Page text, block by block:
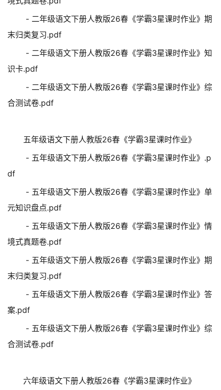
- 二年级语文下册人教版26春《学霸3星课时作业》期
末归类复习.pdf
- 二年级语文下册人教版26春《学霸3星课时作业》知
识卡.pdf
- 二年级语文下册人教版26春《学霸3星课时作业》综
合测试卷.pdf
五年级语文下册人教版26春《学霸3星课时作业》
- 五年级语文下册人教版26春《学霸3星课时作业》.p
df
- 五年级语文下册人教版26春《学霸3星课时作业》单
元知识盘点.pdf
- 五年级语文下册人教版26春《学霸3星课时作业》情
境式真题卷.pdf
- 五年级语文下册人教版26春《学霸3星课时作业》期
末归类复习.pdf
- 五年级语文下册人教版26春《学霸3星课时作业》答
案.pdf
- 五年级语文下册人教版26春《学霸3星课时作业》综
合测试卷.pdf
六年级语文下册人教版26春《学霸3星课时作业》